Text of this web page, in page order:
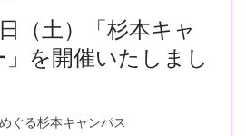
（土）「杉本キャ
を開催いたしまし
ぐる杉本キャンパス